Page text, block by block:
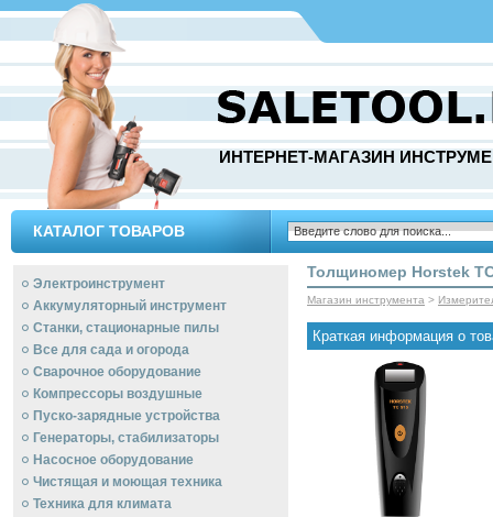
ИНТЕРНЕТ-МАГАЗИН
КАТАЛОГ ТОВАРОВ
Электроинструмент
Аккумуляторный инструмент
Станки, стационарные пилы
Все для сада и огорода
Сварочное оборудование
Компрессоры воздушные
Пуско-зарядные устройства
Генераторы, стабилизаторы
Насосное оборудование
Чистящая и моющая техника
Техника для климата
Толщиномер Horstek
Магазин инструмента >
Краткая информация о